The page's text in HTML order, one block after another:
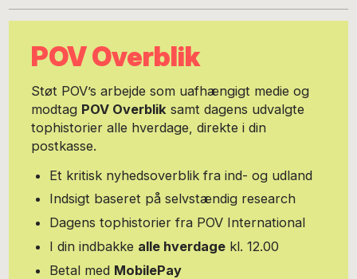
Cand. Comm., har tidligere arbejdet med kulturformidling på
civilisationen ved enhver given lejlighed. Blandt andet har jeg
vandret tre måneder i norsk og finsk Lapland og cyklet New
POV Overblik
Støt POV’s arbejde som uafhængigt medie og
modtag POV Overblik samt dagens udvalgte
tophistorier alle hverdage, direkte i din
postkasse.
Et kritisk nyhedsoverblik fra ind- og udland
Indsigt baseret på selvstændig research
Dagens tophistorier fra POV International
I din indbakke alle hverdage kl. 12.00
Betal med MobilePay